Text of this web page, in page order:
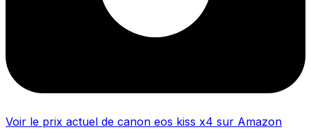
Voir le prix actuel de canon eos kiss x4 sur Amazon